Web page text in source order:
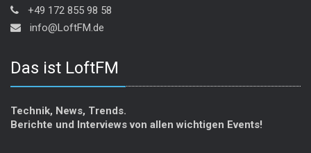
+49 172 855 98 58
info@LoftFM.de
Das ist LoftFM
Technik, News, Trends.
Berichte und Interviews von allen wichtigen Events!